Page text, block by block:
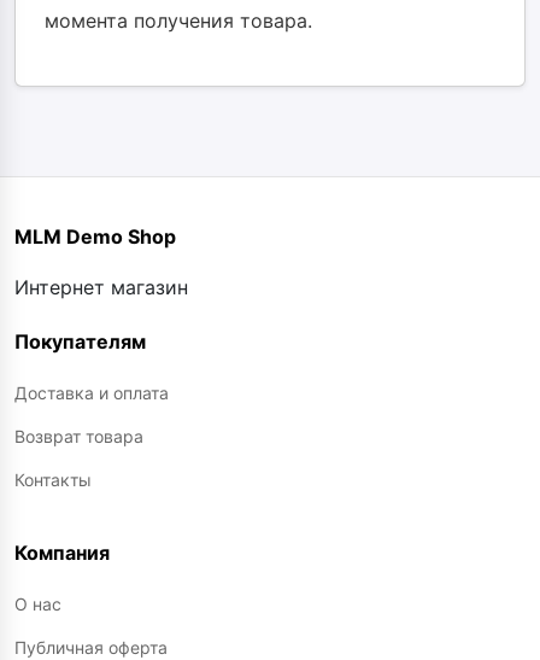
момента получения товара.
MLM Demo Shop
Интернет магазин
Покупателям
Доставка и оплата
Возврат товара
Контакты
Компания
О нас
Публичная оферта